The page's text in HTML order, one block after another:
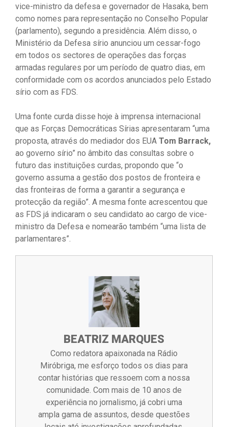
vice-ministro da defesa e governador de Hasaka, bem
como nomes para representação no Conselho Popular
(parlamento), segundo a presidência. Além disso, o
Ministério da Defesa sírio anunciou um cessar-fogo
em todos os sectores de operações das forças
armadas regulares por um período de quatro dias, em
conformidade com os acordos anunciados pelo Estado
sírio com as FDS.
Uma fonte curda disse hoje à imprensa internacional
que as Forças Democráticas Sírias apresentaram “uma
proposta, através do mediador dos EUA Tom Barrack,
ao governo sírio” no âmbito das consultas sobre o
futuro das instituições curdas, propondo que “o
governo assuma a gestão dos postos de fronteira e
das fronteiras de forma a garantir a segurança e
protecção da região”. A mesma fonte acrescentou que
as FDS já indicaram o seu candidato ao cargo de vice-
ministro da Defesa e nomearão também “uma lista de
parlamentares”.
BEATRIZ MARQUES
Como redatora apaixonada na Rádio
Miróbriga, me esforço todos os dias para
contar histórias que ressoem com a nossa
comunidade. Com mais de 10 anos de
experiência no jornalismo, já cobri uma
ampla gama de assuntos, desde questões